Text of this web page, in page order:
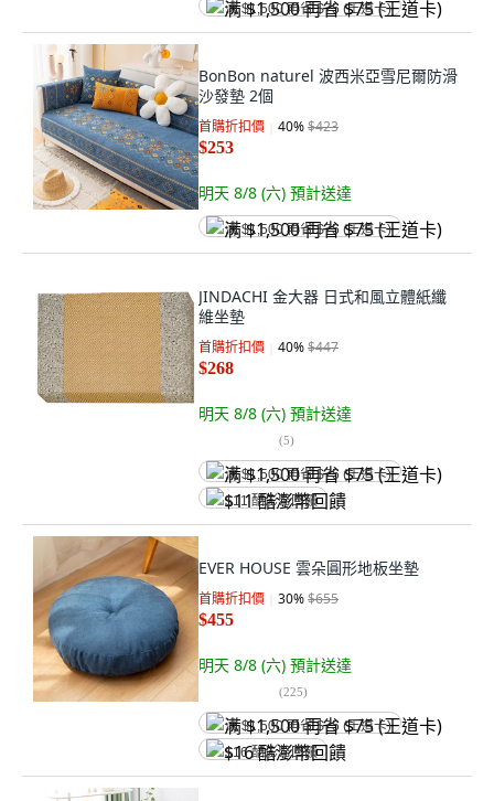
满 $1,500 再省 $75 (王道卡)
BonBon naturel 波西米亞雪尼爾防滑
沙發墊 2個
首購折扣價 40%$423
$253
明天 8/8 (六) 預計送達
满 $1,500 再省 $75 (王道卡)
JINDACHI 金大器 日式和風立體紙纖
維坐墊
首購折扣價 40%$447
$268
明天 8/8 (六) 預計送達
(5)
满 $1,500 再省 $75 (王道卡)
$11 酷澎幣回饋
EVER HOUSE 雲朵圓形地板坐墊
首購折扣價 30%$655
$455
明天 8/8 (六) 預計送達
(225)
满 $1,500 再省 $75 (王道卡)
$16 酷澎幣回饋